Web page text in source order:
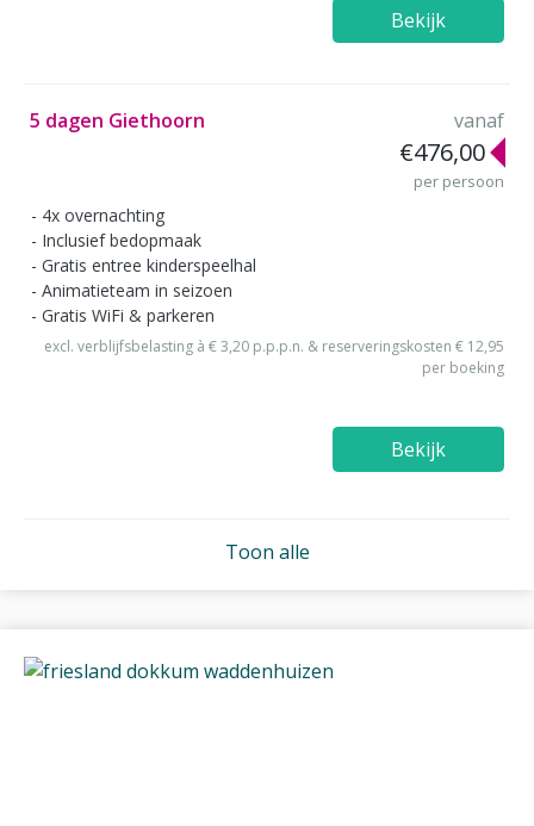
Bekijk
5 dagen Giethoorn vanaf
€476,00
per persoon
4x overnachting
Inclusief bedopmaak
Gratis entree kinderspeelhal
Animatieteam in seizoen
Gratis WiFi & parkeren
excl. verblijfsbelasting à € 3,20 p.p.p.n. & reserveringskosten € 12,95
per boeking
Bekijk
Toon alle